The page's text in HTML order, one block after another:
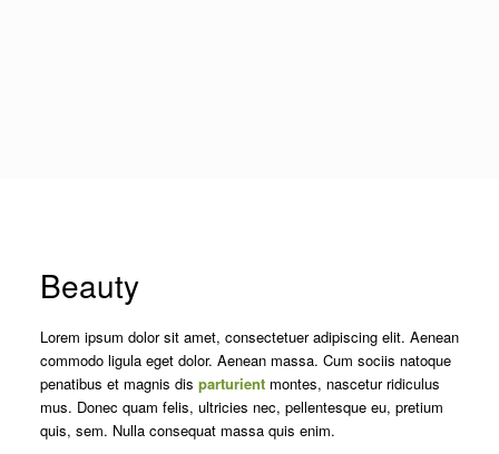
Beauty
Lorem ipsum dolor sit amet, consectetuer adipiscing elit. Aenean
commodo ligula eget dolor. Aenean massa. Cum sociis natoque
penatibus et magnis dis parturientmontes, nascetur ridiculus
mus. Donec quam felis, ultricies nec, pellentesque eu, pretium
quis, sem. Nulla consequat massa quis enim.